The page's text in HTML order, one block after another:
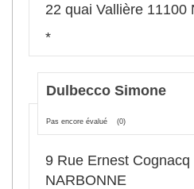
22 quai Vallière 11100
*
Dulbecco Simone
Pas encore évalué (0)
9 Rue Ernest Cognacq
NARBONNE